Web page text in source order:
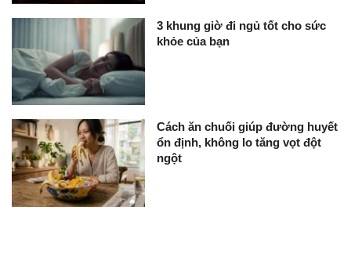
3 khung giờ đi ngủ tốt cho sức
khỏe của bạn
Cách ăn chuối giúp đường huyết
ổn định, không lo tăng vọt đột
ngột